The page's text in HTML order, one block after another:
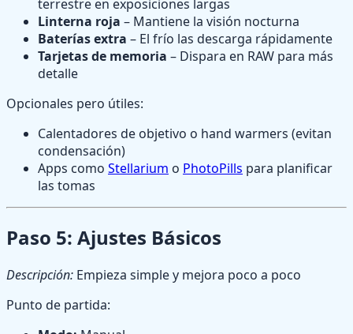
terrestre en exposiciones largas
Linterna roja – Mantiene la visión nocturna
Baterías extra – El frío las descarga rápidamente
Tarjetas de memoria – Dispara en RAW para más
detalle
Opcionales pero útiles:
Calentadores de objetivo o hand warmers (evitan
condensación)
Apps como Stellarium o PhotoPills para planificar
las tomas
Paso 5: Ajustes Básicos
Descripción: Empieza simple y mejora poco a poco
Punto de partida: